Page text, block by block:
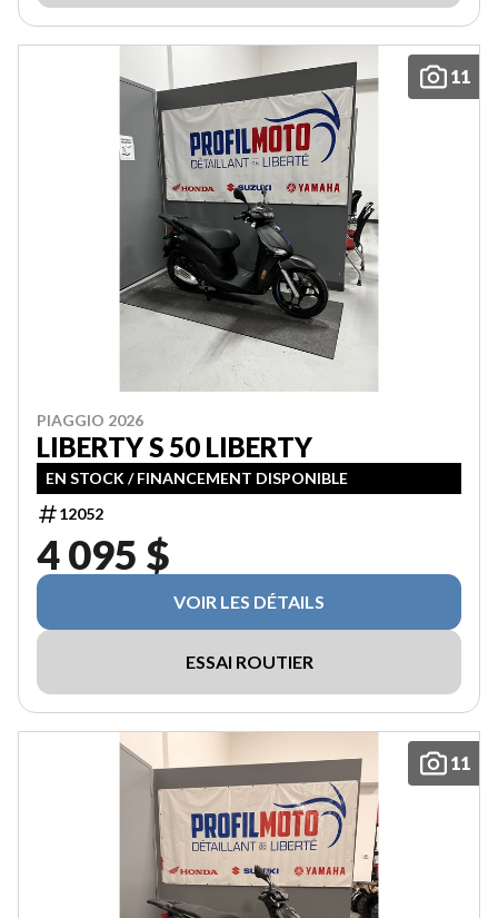
11
PIAGGIO 2026
LIBERTY S 50 LIBERTY
EN STOCK / FINANCEMENT DISPONIBLE
12052
4 095 $
VOIR LES DÉTAILS
ESSAI ROUTIER
11